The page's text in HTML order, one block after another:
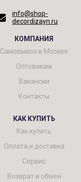
info@shop-
decordizayn.ru
КОМПАНИЯ
Самовывоз в Москве
Оптовикам
Вакансии
Контакты
КАК КУПИТЬ
Как купить
Оплата и доставка
Сервис
Возврат и обмен